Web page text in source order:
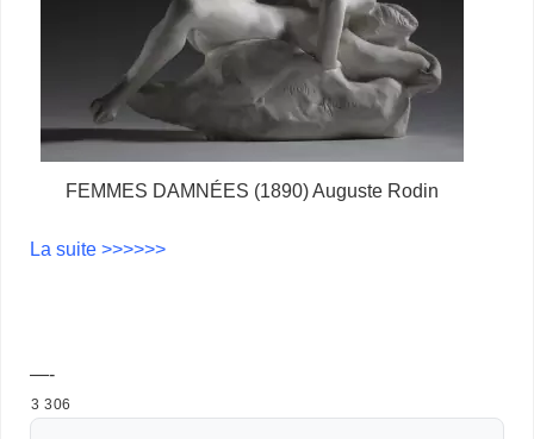
FEMMES DAMNÉES (1890) Auguste Rodin
La suite >>>>>>
—-
3 306